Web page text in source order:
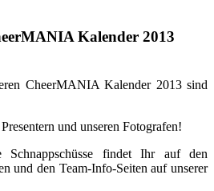
Kalender 2013
CheerMANIA Kalender 2013 sind
und unseren Fotografen!
findet Ihr auf den
und den Team-Info-Seiten auf unserer